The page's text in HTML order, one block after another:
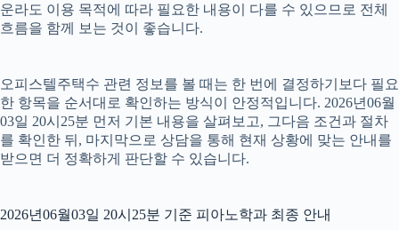
운라도 이용 목적에 따라 필요한 내용이 다를 수 있으므로 전체
흐름을 함께 보는 것이 좋습니다.
오피스텔주택수 관련 정보를 볼 때는 한 번에 결정하기보다 필요
한 항목을 순서대로 확인하는 방식이 안정적입니다. 2026년06월
03일 20시25분 먼저 기본 내용을 살펴보고, 그다음 조건과 절차
를 확인한 뒤, 마지막으로 상담을 통해 현재 상황에 맞는 안내를
받으면 더 정확하게 판단할 수 있습니다.
2026년06월03일 20시25분 기준 피아노학과 최종 안내